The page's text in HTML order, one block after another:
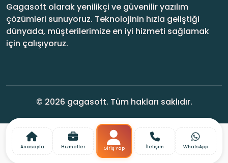
Anasayfa Hizmetler Giriş Yap İletişim WhatsApp
Gagasoft olarak yenilikçi ve güvenilir yazılım
çözümleri sunuyoruz. Teknolojinin hızla geliştiği
dünyada, müşterilerimize en iyi hizmeti sağlamak
için çalışıyoruz.
© 2026 gagasoft. Tüm hakları saklıdır.